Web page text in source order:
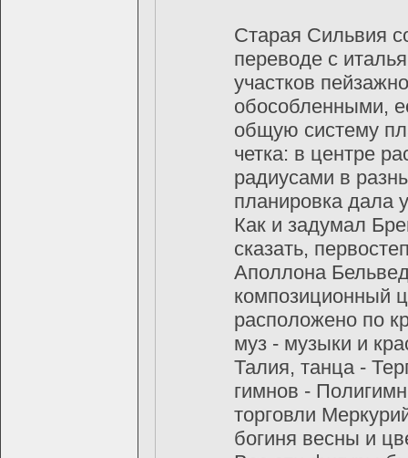
Старая Сильвия
переводе с
участков
обособленными,
общую систему
четка: в центре
радиусами в
планировка дала
Как и задумал
сказать,
Аполлона
композиционный
расположено по
муз - музыки и
Талия, танца -
гимнов -
торговли
богиня весны и